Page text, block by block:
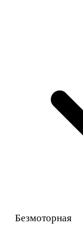
Безмоторная